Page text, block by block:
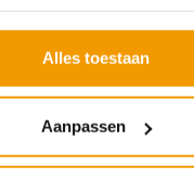
Alles toestaan
Aanpassen
Opties bekijken
Leverbaar